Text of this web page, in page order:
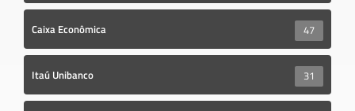
Caixa Econômica 47
Itaú Unibanco 31